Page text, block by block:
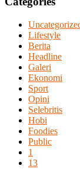
Lifestyle
Berita
Headline
Galeri
Ekonomi
Sport
Opini
Selebritis
Hobi
Foodies
Public
1
13